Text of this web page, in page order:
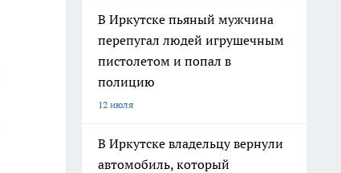
В Иркутске пьяный мужчина
перепугал людей игрушечным
пистолетом и попал в
полицию
12 июля
В Иркутске владельцу вернули
автомобиль, который